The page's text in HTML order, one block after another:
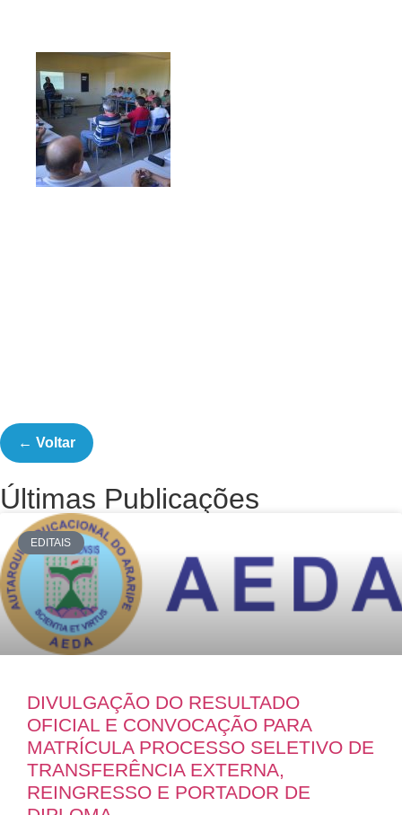
← Voltar
Últimas Publicações
EDITAIS
DIVULGAÇÃO DO RESULTADO
OFICIAL E CONVOCAÇÃO PARA
MATRÍCULA PROCESSO SELETIVO DE
TRANSFERÊNCIA EXTERNA,
REINGRESSO E PORTADOR DE